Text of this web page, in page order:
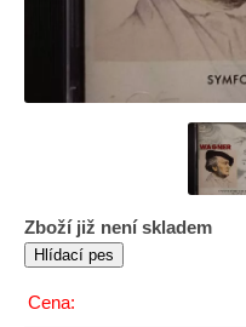
Zboží již není skladem
Cena: